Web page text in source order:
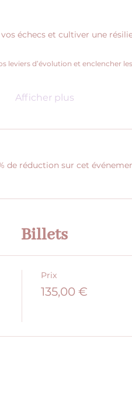
échecs et cultiver une
leviers d’évolution et enclencher
Afficher plus
de réduction sur cet
Billets
Prix
135,00 €